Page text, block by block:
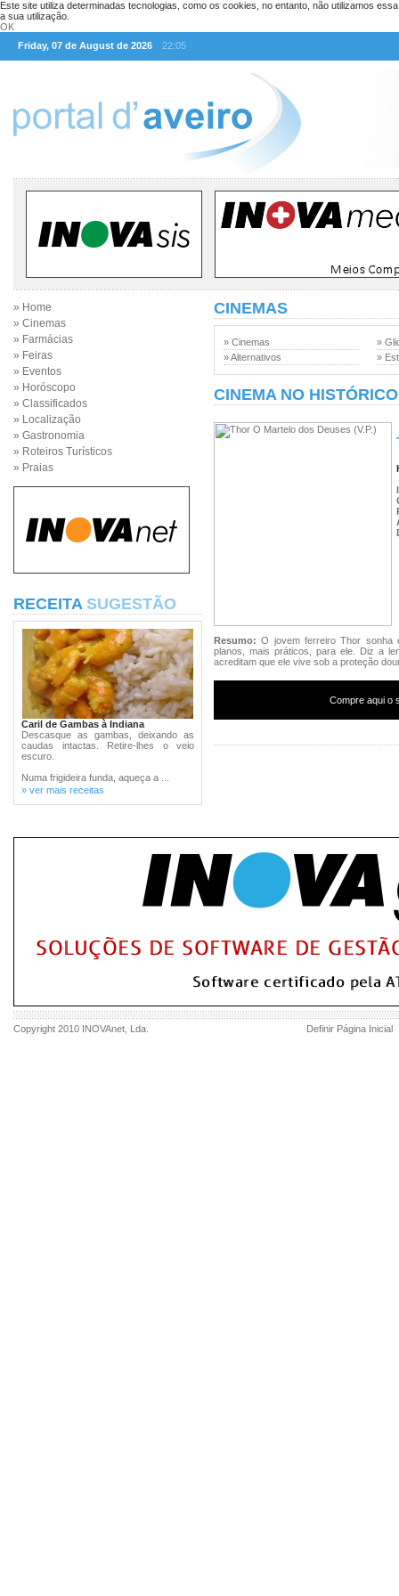
Este site utiliza determinadas tecnologias, como os cookies, no entanto, não utilizamos
a sua utilização.
OK
Friday, 07 de August de 2026
22:05
» Home
» Cinemas
» Farmácias
» Feiras
» Eventos
» Horóscopo
» Classificados
» Localização
» Gastronomia
» Roteiros Turísticos
» Praias
RECEITA SUGESTÃO
Caril de Gambas à Indiana
Descasque as gambas, deixando as
caudas intactas. Retire-lhes o veio
escuro.
Numa frigideira funda, aqueça a ...
» ver mais receitas
CINEMAS
» Cinemas
» Alternativos
»
»
CINEMA NO HISTÓRICO
Resumo:O jovem ferreiro Thor sonha
planos, mais práticos, para ele. Diz a
acreditam que ele vive sob a proteção
Compre aqui o
Copyright 2010 INOVAnet , Lda. Definir Página Inicial